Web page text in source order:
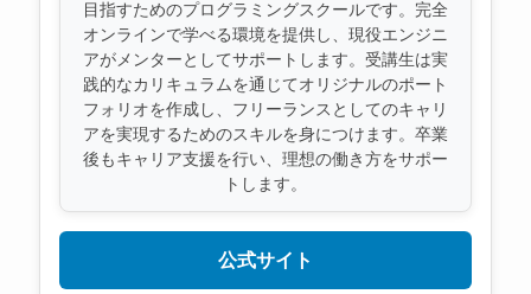
目指すためのプログラミングスクールです。完全
オンラインで学べる環境を提供し、現役エンジニ
アがメンターとしてサポートします。受講生は実
践的なカリキュラムを通じてオリジナルのポート
フォリオを作成し、フリーランスとしてのキャリ
アを実現するためのスキルを身につけます。卒業
後もキャリア支援を行い、理想の働き方をサポー
トします。
公式サイト